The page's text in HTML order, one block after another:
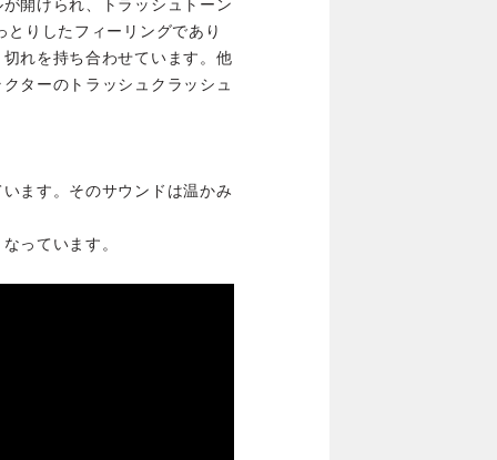
開けられ、トラッシュトーン
りしたフィーリングであり
れを持ち合わせています。他
ターのトラッシュクラッシュ
ます。そのサウンドは温かみ
っています。